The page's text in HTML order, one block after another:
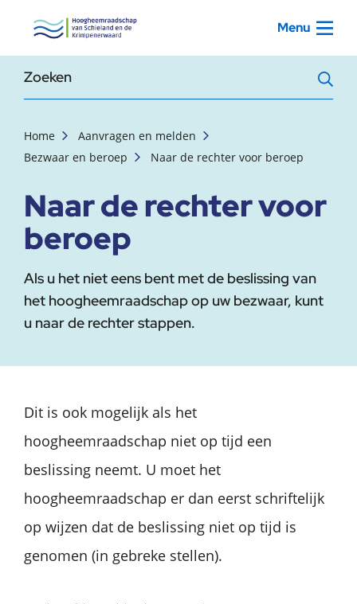
, startpagina Menu
Zoekterm
Home
Aanvragen en melden
Bezwaar en beroep
Naar de rechter voor beroep
Naar de rechter voor
beroep
Als u het niet eens bent met de beslissing van
het hoogheemraadschap op uw bezwaar, kunt
u naar de rechter stappen.
Dit is ook mogelijk als het
hoogheemraadschap niet op tijd een
beslissing neemt. U moet het
hoogheemraadschap er dan eerst schriftelijk
op wijzen dat de beslissing niet op tijd is
genomen (in gebreke stellen).